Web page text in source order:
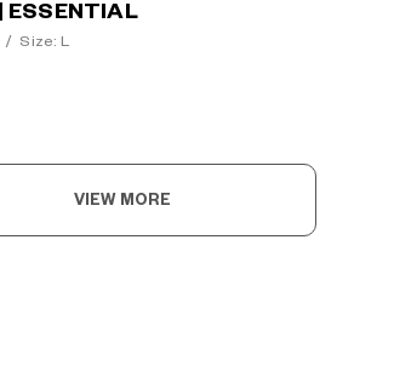
ESSENTIAL
/ Size: L
VIEW MORE